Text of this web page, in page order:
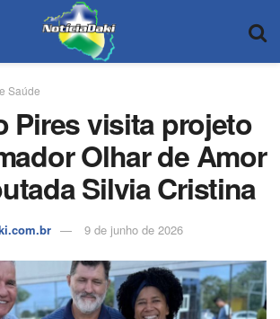
Saúde
Pires visita projeto
Olhar de Amor
Silvia Cristina
9 de junho de 2026